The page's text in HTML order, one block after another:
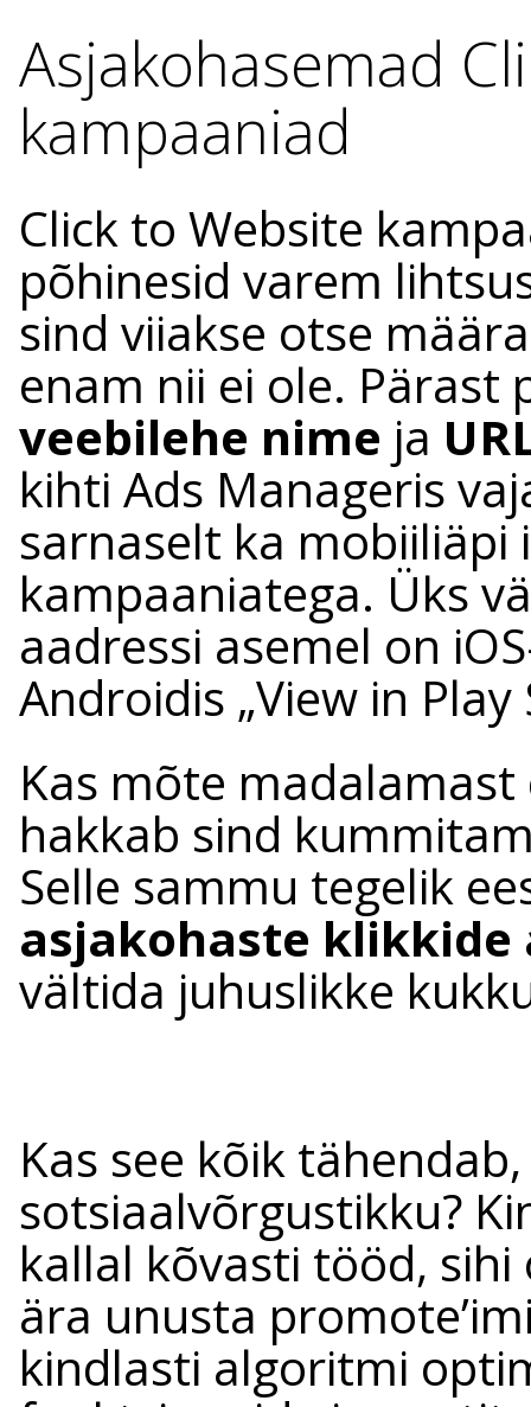
Asjakohasemad
kampaaniad
Click to Website
põhinesid varem
sind viiakse otse
enam nii ei ole.
veebilehe nime ja
kihti Ads Manageris
sarnaselt ka mobiiliäpi
kampaaniatega. Üks
aadressi asemel on
Androidis „View in Play
Kas mõte
hakkab sind
Selle sammu tegelik
asjakohaste klikkide
vältida juhuslikke
Kas see kõik
sotsiaalvõrgustikku?
kallal kõvasti tööd,
ära unusta
kindlasti algoritmi